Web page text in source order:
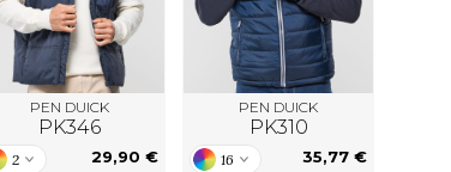
PEN DUICK
PK346
2 29,90 €
PEN DUICK
PK310
16 35,77 €